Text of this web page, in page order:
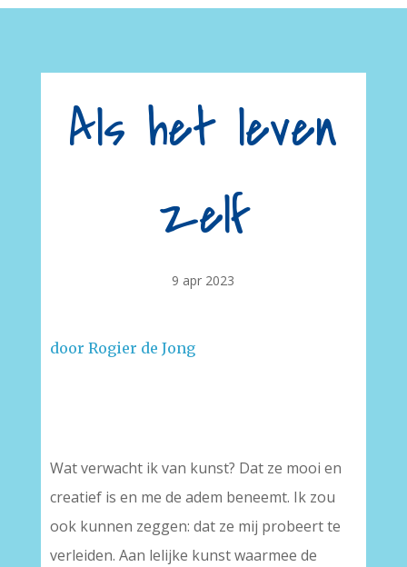
Als het leven
zelf
9 apr 2023
door Rogier de Jong
Wat verwacht ik van kunst? Dat ze mooi en
creatief is en me de adem beneemt. Ik zou
ook kunnen zeggen: dat ze mij probeert te
verleiden. Aan lelijke kunst waarmee de